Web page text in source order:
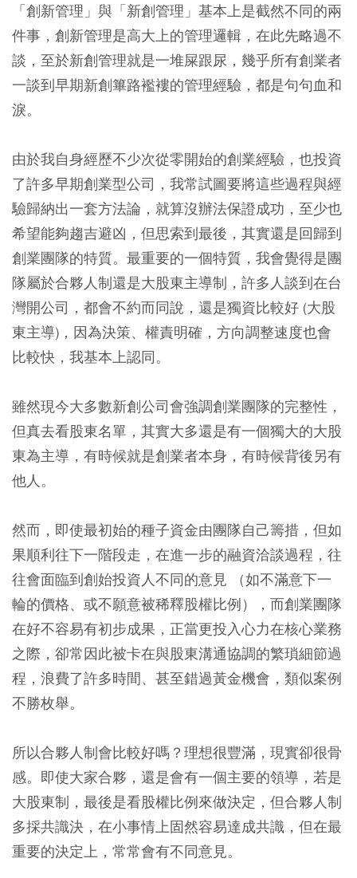
「創新管理」與「新創管理」基本上是截然不同的兩
件事，創新管理是高大上的管理邏輯，在此先略過不
談，至於新創管理就是一堆屎跟尿，幾乎所有創業者
一談到早期新創篳路襤褸的管理經驗，都是句句血和
淚。
由於我自身經歷不少次從零開始的創業經驗，也投資
了許多早期創業型公司，我常試圖要將這些過程與經
驗歸納出一套方法論，就算沒辦法保證成功，至少也
希望能夠趨吉避凶，但思索到最後，其實還是回歸到
創業團隊的特質。最重要的一個特質，我會覺得是團
隊屬於合夥人制還是大股東主導制，許多人談到在台
灣開公司，都會不約而同說，還是獨資比較好 (大股
東主導)，因為決策、權責明確，方向調整速度也會
比較快，我基本上認同。
雖然現今大多數新創公司會強調創業團隊的完整性，
但真去看股東名單，其實大多還是有一個獨大的大股
東為主導，有時候就是創業者本身，有時候背後另有
他人。
然而，即使最初始的種子資金由團隊自己籌措，但如
果順利往下一階段走，在進一步的融資洽談過程，往
往會面臨到創始投資人不同的意見 （如不滿意下一
輪的價格、或不願意被稀釋股權比例），而創業團隊
在好不容易有初步成果，正當更投入心力在核心業務
之際，卻常因此被卡在與股東溝通協調的繁瑣細節過
程，浪費了許多時間、甚至錯過黃金機會，類似案例
不勝枚舉。
所以合夥人制會比較好嗎？理想很豐滿，現實卻很骨
感。即使大家合夥，還是會有一個主要的領導，若是
大股東制，最後是看股權比例來做決定，但合夥人制
多採共識決，在小事情上固然容易達成共識，但在最
重要的決定上，常常會有不同意見。